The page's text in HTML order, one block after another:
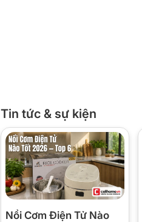
Tin tức & sự kiện
Nồi Cơm Điện Tử Nào